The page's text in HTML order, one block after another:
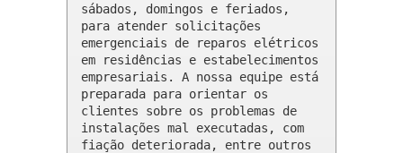
sábados, domingos e feriados,
para atender solicitações
emergenciais de reparos elétricos
em residências e estabelecimentos
empresariais. A nossa equipe está
preparada para orientar os
clientes sobre os problemas de
instalações mal executadas, com
fiação deteriorada, entre outros